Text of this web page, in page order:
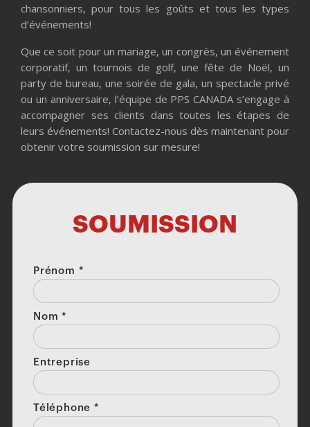
chansonniers, pour tous les goûts et tous les types
d’événements!
Que ce soit pour un mariage, un congrès, un événement
corporatif, un tournois de golf, une fête de Noël, un
party de bureau, une soirée de gala, un spectacle privé
ou un anniversaire, l’équipe de PPS CANADA s’engage à
accompagner ses clients dans toutes les étapes de
leurs événements! Contactez-nous dès maintenant pour
obtenir votre soumission sur mesure!
SOUMISSION
Prénom *
Nom*
Entreprise
Téléphone*